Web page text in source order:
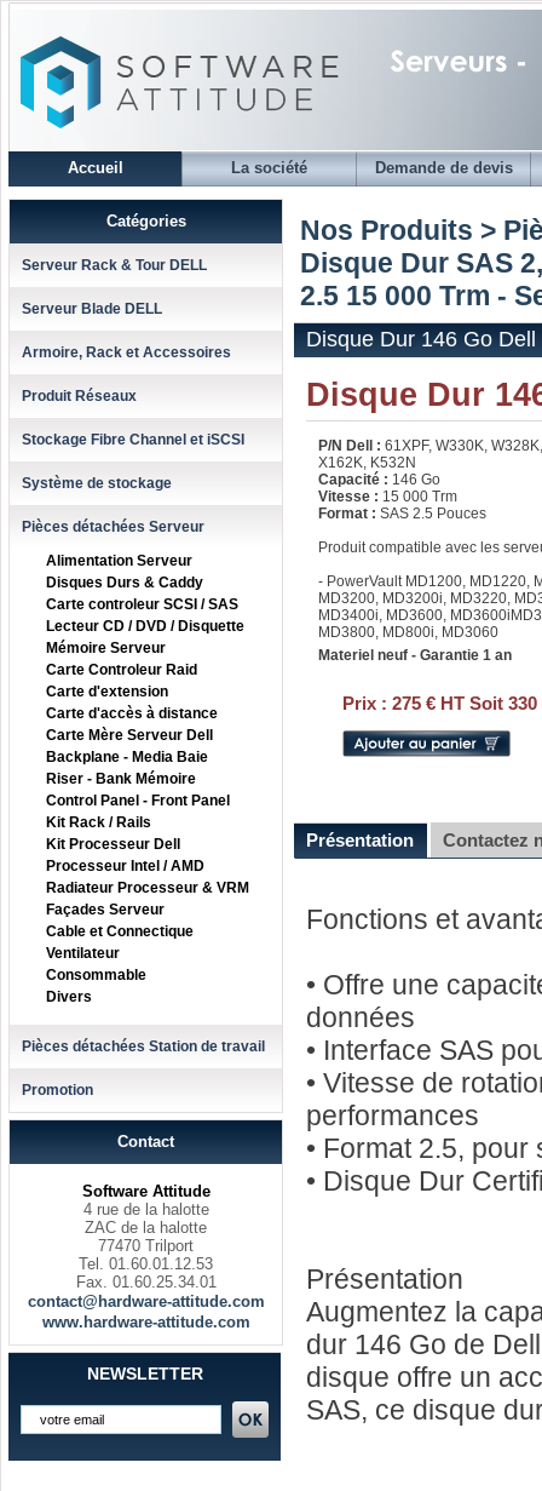
Accueil La société Demande de devis
Catégories
Serveur Rack & Tour DELL
Serveur Blade DELL
Armoire, Rack et Accessoires
Produit Réseaux
Stockage Fibre Channel et iSCSI
Système de stockage
Pièces détachées Serveur
Alimentation Serveur
Disques Durs & Caddy
Carte controleur SCSI / SAS
Lecteur CD / DVD / Disquette
Mémoire Serveur
Carte Controleur Raid
Carte d'extension
Carte d'accès à distance
Carte Mère Serveur Dell
Backplane - Media Baie
Riser - Bank Mémoire
Control Panel - Front Panel
Kit Rack / Rails
Kit Processeur Dell
Processeur Intel / AMD
Radiateur Processeur & VRM
Façades Serveur
Cable et Connectique
Ventilateur
Consommable
Divers
Pièces détachées Station de travail
Promotion
Contact
Software Attitude
4 rue de la halotte
ZAC de la halotte
77470 Trilport
Tel. 01.60.01.12.53
Fax. 01.60.25.34.01
contact@hardware-attitude.com
www.hardware-attitude.com
NEWSLETTER
Nos Produits >
Disque Dur SAS
2.5 15 000 Trm -
Disque Dur 146 Go
Disque Dur
P/N Dell : 61XPF, W330K,
X162K, K532N
Capacité : 146 Go
Vitesse : 15 000 Trm
Format : SAS 2.5 Pouces
Produit compatible avec les
- PowerVault MD1200, MD1220,
MD3200, MD3200i, MD3220,
MD3400i, MD3600,
MD3800, MD800i, MD3060
Materiel neuf - Garantie 1 an
Prix : 275 € HT Soit 330
Présentation Contactez
Fonctions et
• Offre une
données
• Interface SAS
• Vitesse de
performances
• Format 2.5,
• Disque Dur
Présentation
Augmentez la
dur 146 Go de
disque offre un
SAS, ce disque